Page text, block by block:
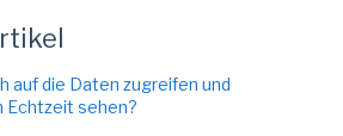
auf die Daten zugreifen und
Echtzeit sehen?